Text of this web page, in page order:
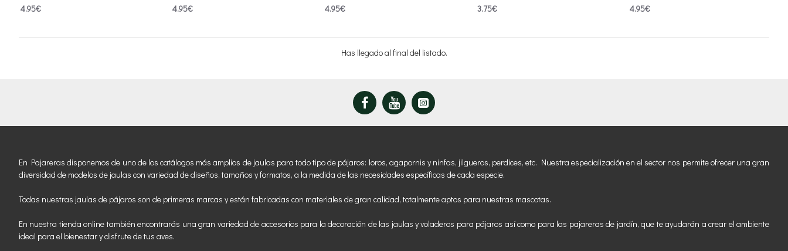
4.95€ 4.95€ 4.95€ 3.75€ 4.95€
Has llegado al final del listado.
En Pajareras disponemos de uno de los catálogos más amplios de jaulas para todo tipo de pájaros: loros, agapornis y ninfas, jilgueros, perdices, etc. Nuestra especialización en el sector nos permite ofrecer una gran
diversidad de modelos de jaulas con variedad de diseños, tamaños y formatos, a la medida de las necesidades específicas de cada especie.
Todas nuestras jaulas de pájaros son de primeras marcas y están fabricadas con materiales de gran calidad, totalmente aptos para nuestras mascotas.
En nuestra tienda online también encontrarás una gran variedad de accesorios para la decoración de las jaulas y voladeros para pájaros así como para las pajareras de jardín, que te ayudarán a crear el ambiente
ideal para el bienestar y disfrute de tus aves.